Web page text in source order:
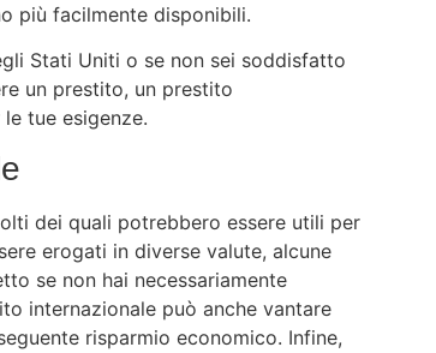
più facilmente disponibili.
Stati Uniti o se non sei soddisfatto
un prestito, un prestito
tue esigenze.
dei quali potrebbero essere utili per
erogati in diverse valute, alcune
se non hai necessariamente
internazionale può anche vantare
risparmio economico. Infine,